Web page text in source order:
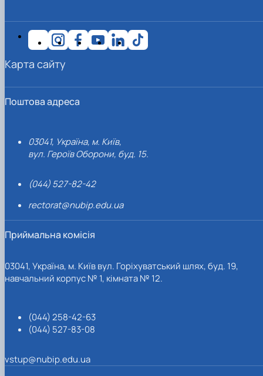
Поштова адреса
03041, Україна, м. Київ,
вул. Героїв Оборони, буд. 15.
(044) 527-82-42
rectorat@nubip.edu.ua
Приймальна комісія
03041, Україна, м. Київ вул. Горіхуватський шлях, буд. 19,
навчальний корпус № 1, кімната № 12.
(044) 258-42-63
(044) 527-83-08
vstup@nubip.edu.ua
Карта сайту